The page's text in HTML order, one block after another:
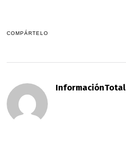
COMPÁRTELO
InformaciónTotal